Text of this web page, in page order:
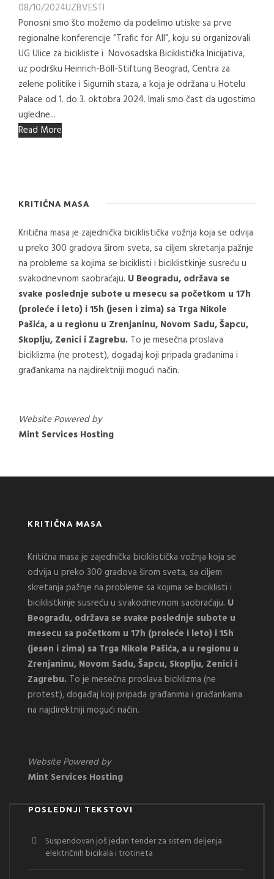
08/10/2024UZBVESTI
Ponosni smo što možemo da podelimo utiske sa prve
regionalne konferencije “Trafic for All”, koju su organizovali
UG Ulice za bicikliste i Novosadska Biciklistička Inicijativa,
uz podršku Heinrich-Böll-Stiftung Beograd, Centra za
zelene politike i Sigurnih staza, a koja je održana u Hotelu
Palace od 1. do 3. oktobra 2024. Imali smo čast da ugostimo
ugledne...
Read More
KRITIČNA MASA
Kritična masa je zajednička biciklistička vožnja koja se odvija
u preko 300 gradova širom sveta, sa ciljem skretanja pažnje
na probleme sa kojima se biciklisti i biciklistkinje susreću u
svakodnevnom saobraćaju. U Beogradu, održava se
svake poslednje subote u mesecu sa početkom u 17h
(proleće i leto) i 15h (jesen i zima) sa Trga Nikole
Pašića, a u regionu u Zrenjaninu, Novom Sadu, Šapcu,
Skoplju, Zenici i Zagrebu. To je mesečna proslava
biciklizma (ne protest), događaj koji pripada građanima i
građankama na najdirektniji mogući način.
Website Powered by
Mint Services Hosting
KRITIČNA MASA
Kritična masa je zajednička biciklistička vožnja koja se
odvija u preko 300 gradova širom sveta, sa ciljem
skretanja pažnje na probleme sa kojima se biciklisti i
biciklistkinje susreću u svakodnevnom saobraćaju. U
Beogradu, održava se svake poslednje subote u
mesecu sa početkom u 17h (proleće i leto) i 15h
(jesen i zima) sa Trga Nikole Pašića, a u regionu u
Zrenjaninu, Novom Sadu, Šapcu, Skoplju, Zenici i
Zagrebu. To je mesečna proslava biciklizma (ne
protest), događaj koji pripada građanima i građankama
na najdirektniji mogući način.
Website Powered by
Mint Services Hosting
POSLEDNJI TEKSTOVI
Suspendovan još jedan tender za sistem deljenja
električnih bicikala i trotineta